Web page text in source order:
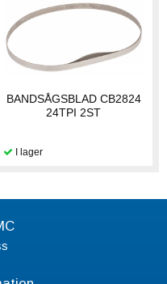
BANDSÅGSBLAD CB2824
24TPI 2ST